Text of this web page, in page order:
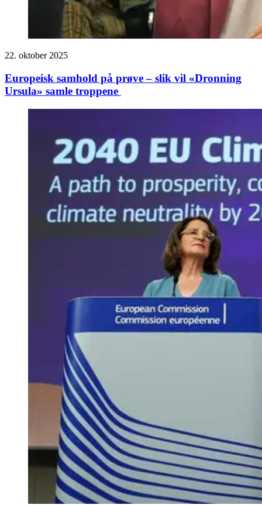
22. oktober 2025
Europeisk samhold på prøve – slik vil «Dronning
Ursula» samle troppene